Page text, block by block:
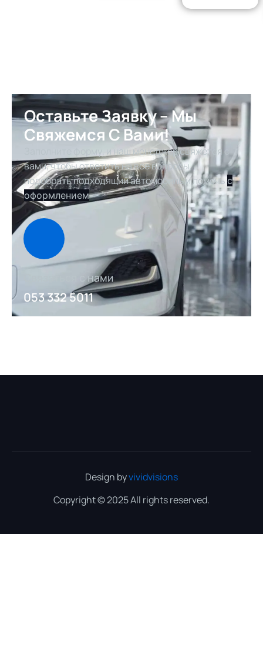
Оставьте Заявку – Мы
Свяжемся С Вами!
Заполните форму, и наш менеджер свяжется с
вами, чтобы ответить на все вопросы,
подобрать подходящий автомобиль и помочьс
оформлением
Связаться с нами
053 332 5011
Design byvividvisions
Copyright © 2025 All rights reserved.